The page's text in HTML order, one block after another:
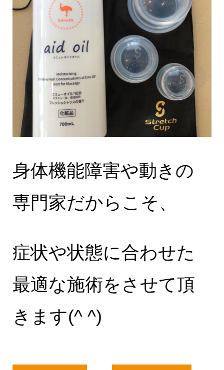
身体機能障害や動きの
専門家だからこそ、
症状や状態に合わせた
最適な施術をさせて頂
きます(^ ^)